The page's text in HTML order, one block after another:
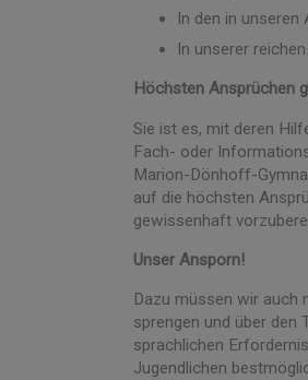
In den in unseren
In unserer
Höchsten Ansprüchen
Sie ist es, mit deren
Fach- oder
Marion-Dönhoff-
auf die höchsten
gewissenhaft
Unser Ansporn!
Dazu müssen wir auch
sprengen und über den
sprachlichen
Jugendlichen